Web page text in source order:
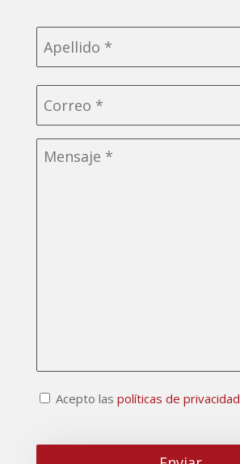
electrónico
título
Consentimiento
Acepto las políticas de privacidad
CAPTCHA